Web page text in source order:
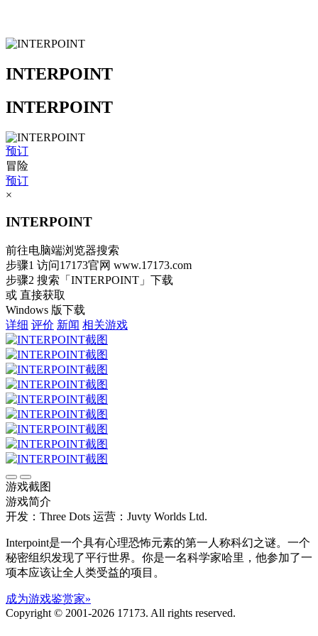
INTERPOINT
INTERPOINT
预订
冒险
预订
×
INTERPOINT
前往电脑端浏览器搜索
步骤1 访问17173官网 www.17173.com
步骤2 搜索 「INTERPOINT」 下载
或 直接获取
Windows 版下载
详细 评价 新闻 相关游戏
游戏截图
游戏简介
开发：Three Dots 运营：Juvty Worlds Ltd.
Interpoint是一个具有心理恐怖元素的第一人称科幻之谜。一个
秘密组织发现了平行世界。你是一名科学家哈里，他参加了一
项本应该让全人类受益的项目。
成为游戏鉴赏家»
Copyright © 2001-2026 17173. All rights reserved.